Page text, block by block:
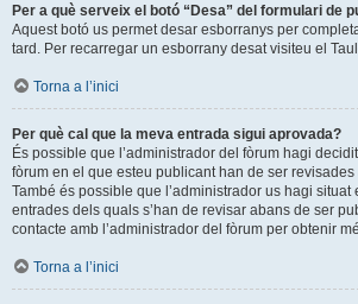
Per a què serveix el botó “Desa” del formulari de
Aquest botó us permet desar esborranys per
tard. Per recarregar un esborrany desat visiteu el
Torna a l’inici
Per què cal que la meva entrada sigui aprovada?
És possible que l’administrador del fòrum hagi
fòrum en el que esteu publicant han de ser
També és possible que l’administrador us hagi situat
entrades dels quals s’han de revisar abans de ser
contacte amb l’administrador del fòrum per obtenir
Torna a l’inici